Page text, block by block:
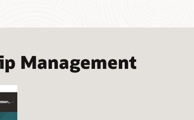
Management